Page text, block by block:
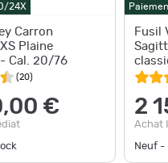
24X
Carron
Plaine
Cal. 20/76
(20)
€
Fusil
2
Achat
Neuf -